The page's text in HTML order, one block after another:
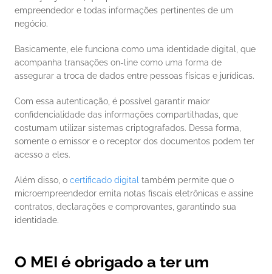
empreendedor e todas informações pertinentes de um
negócio.
Basicamente, ele funciona como uma identidade digital, que
acompanha transações on-line como uma forma de
assegurar a troca de dados entre pessoas físicas e jurídicas.
Com essa autenticação, é possível garantir maior
confidencialidade das informações compartilhadas, que
costumam utilizar sistemas criptografados. Dessa forma,
somente o emissor e o receptor dos documentos podem ter
acesso a eles.
Além disso, o certificado digital também permite que o
microempreendedor emita notas fiscais eletrônicas e assine
contratos, declarações e comprovantes, garantindo sua
identidade.
O MEI é obrigado a ter um